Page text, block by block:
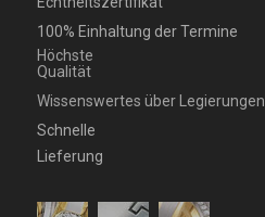
100% Einhaltung der Termine
Höchste
Qualität
Wissenswertes über Legierungen
Schnelle
Lieferung